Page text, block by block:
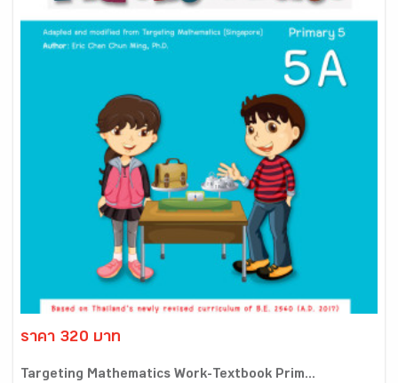
ราคา 320 บาท
Targeting Mathematics Work-Textbook Prim...